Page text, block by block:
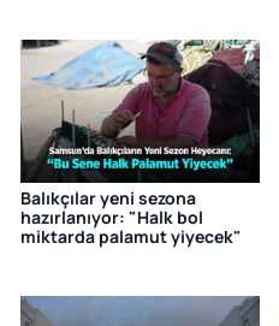
Balıkçılar yeni sezona
hazırlanıyor: "Halk bol
miktarda palamut yiyecek"